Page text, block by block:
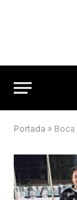
Portada »